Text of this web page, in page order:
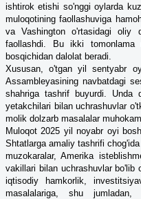
ishtirok etishi so'nggi oylarda
muloqotining faollashuviga
va Vashington o'rtasidagi oliy
faollashdi. Bu ikki tomonlama
bosqichidan dalolat beradi.
Xususan, o'tgan yil sentyabr
Assambleyasining navbatdagi
shahriga tashrif buyurdi. Unda
yetakchilari bilan uchrashuvlar
molik dolzarb masalalar
Muloqot 2025 yil noyabr oyi
Shtatlarga amaliy tashrifi
muzokaralar, Amerika
vakillari bilan uchrashuvlar bo'lib
iqtisodiy hamkorlik,
masalalariga, shu